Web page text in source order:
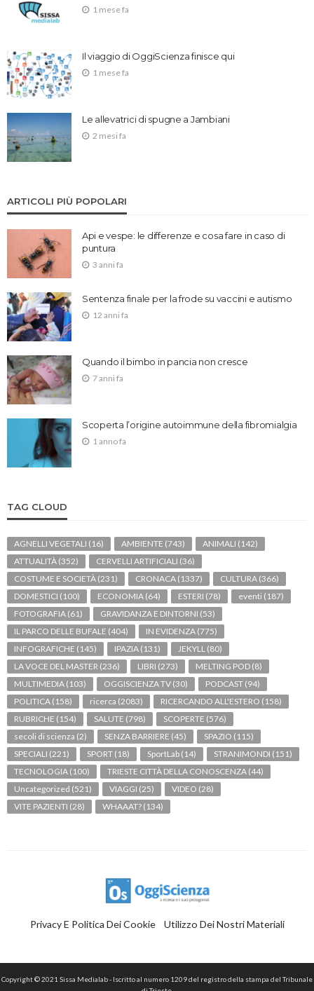
1 mese fa
Il viaggio di OggiScienza finisce qui
1 mese fa
Le allevatrici di spugne a Jambiani
2 mesi fa
ARTICOLI PIÙ POPOLARI
Api e vespe: le differenze e cosa fare in caso di
puntura
3 anni fa
Sentenza finale per la frode su vaccini e autismo
12 anni fa
Quando il bimbo in pancia non cresce
7 anni fa
Scoperta l’origine autoimmune della fibromialgia
1 anno fa
TAG CLOUD
AGNELLI VEGETALI (16) AMBIENTE (743) ANIMALI (142)
ATTUALITÀ (352) CERVELLI ARTIFICIALI (36)
COSTUME E SOCIETÀ (231) CRONACA (1337) CULTURA (366)
DOMESTICI (100) ECONOMIA (64) ESTERI (78) eventi (187)
FOTOGRAFIA (61) GRAVIDANZA E DINTORNI (53)
IL PARCO DELLE BUFALE (404) IN EVIDENZA (775)
INFOGRAFICHE (145) IPAZIA (131) JEKYLL (80)
LA VOCE DEL MASTER (236) LIBRI (273) MELTING POD (8)
MULTIMEDIA (103) OGGISCIENZA TV (30) PODCAST (94)
POLITICA (158) ricerca (2083) RICERCANDO ALL'ESTERO (158)
RUBRICHE (154) SALUTE (798) SCOPERTE (576)
secoli di scienza (2) SENZA BARRIERE (45) SPAZIO (115)
SPECIALI (221) SPORT (18) SportLab (14) STRANIMONDI (151)
TECNOLOGIA (100) TRIESTE CITTÀ DELLA CONOSCENZA (44)
Uncategorized (521) VIAGGI (25) VIDEO (28)
VITE PAZIENTI (28) WHAAAT? (134)
Privacy E Politica Dei Cookie Utilizzo Dei Nostri Materiali
Copyright © 2021 Sissa Medialab - Iscritto al numero 1209 del registro della stampa del Tribunale